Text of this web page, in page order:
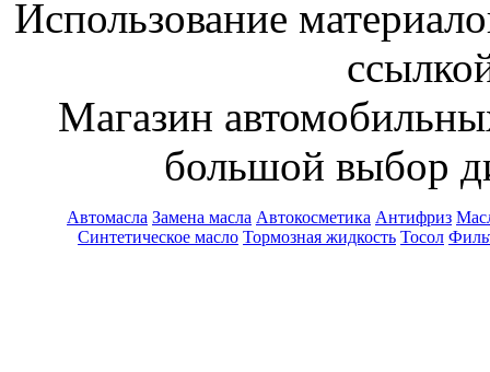
Использование
Магазин
большой выбор
Автомасла Замена масла Автокосметика Антифриз
Синтетическое масло Тормозная жидкость Тосол